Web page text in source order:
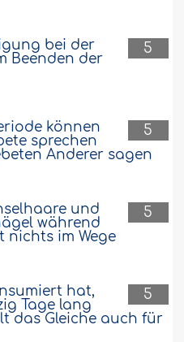
5
bei der
Beenden der
5
können
sprechen
Anderer sagen
5
und
während
im Wege
5
hat,
Tage lang
das Gleiche auch für